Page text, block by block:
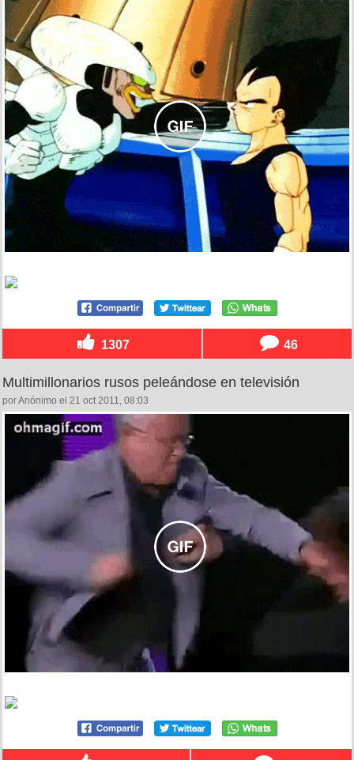
1307 46
Multimillonarios rusos peleándose en televisión
por Anónimo el 21 oct 2011, 08:03